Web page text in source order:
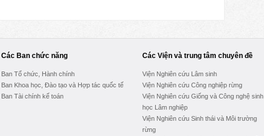
Các Ban chức năng
Ban Tổ chức, Hành chính
Ban Khoa học, Đào tạo và Hợp tác quốc tế
Ban Tài chính kế toán
Các Viện và trung tâm chuyên đề
Viện Nghiên cứu Lâm sinh
Viện Nghiên cứu Công nghiệp rừng
Viện Nghiên cứu Giống và Công nghệ sinh
học Lâm nghiệp
Viện Nghiên cứu Sinh thái và Môi trường
rừng